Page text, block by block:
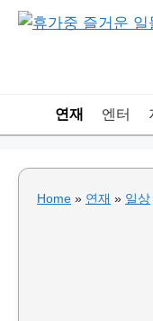
Skip
연재 엔터
Home » 연재 » 일상